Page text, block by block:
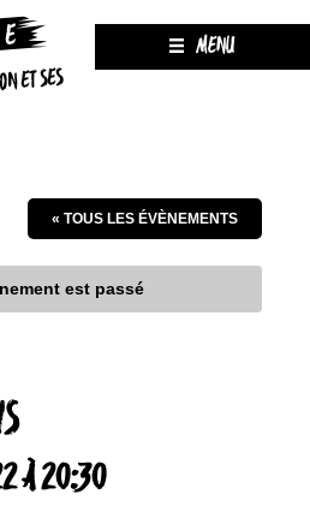
ET SES
MENU
« TOUS LES ÉVÈNEMENTS
est passé
À 20:30